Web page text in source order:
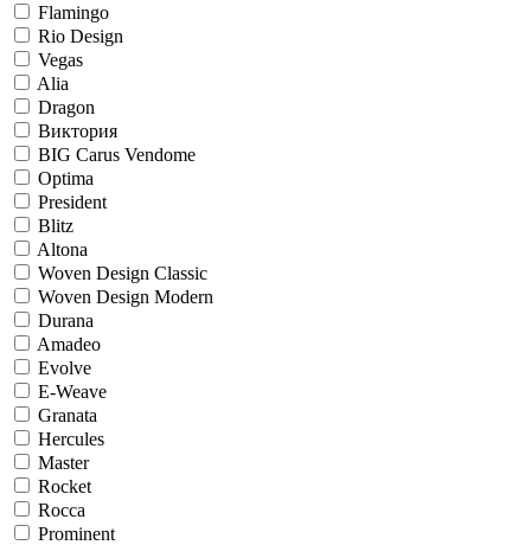
Flamingo
Rio Design
Vegas
Alia
Dragon
Виктория
BIG Carus Vendome
Optima
President
Blitz
Altona
Woven Design Classic
Woven Design Modern
Durana
Amadeo
Evolve
E-Weave
Granata
Hercules
Master
Rocket
Rocca
Prominent